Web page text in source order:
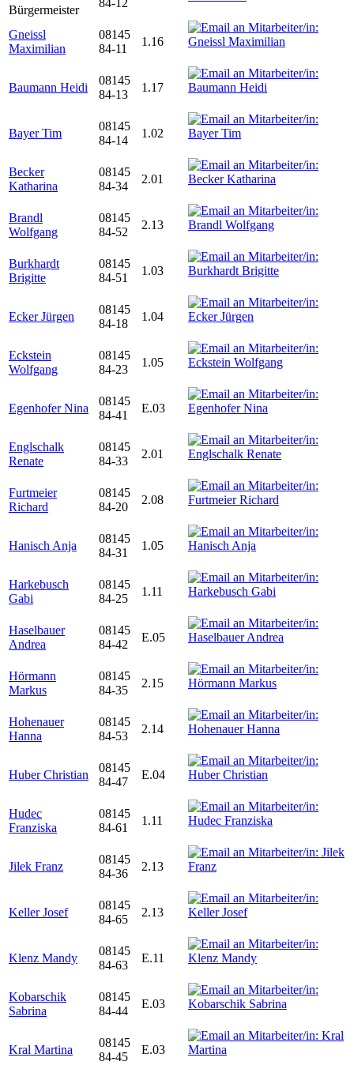
Bürgermeister
84-12
Gneissl
Maximilian
08145
84-11
1.16
Baumann Heidi
08145
84-13
1.17
Bayer Tim
08145
84-14
1.02
Becker
Katharina
08145
84-34
2.01
Brandl
Wolfgang
08145
84-52
2.13
Burkhardt
Brigitte
08145
84-51
1.03
Ecker Jürgen
08145
84-18
1.04
Eckstein
Wolfgang
08145
84-23
1.05
Egenhofer Nina
08145
84-41
E.03
Englschalk
Renate
08145
84-33
2.01
Furtmeier
Richard
08145
84-20
2.08
Hanisch Anja
08145
84-31
1.05
Harkebusch
Gabi
08145
84-25
1.11
Haselbauer
Andrea
08145
84-42
E.05
Hörmann
Markus
08145
84-35
2.15
Hohenauer
Hanna
08145
84-53
2.14
Huber Christian
08145
84-47
E.04
Hudec
Franziska
08145
84-61
1.11
Jilek Franz
08145
84-36
2.13
Keller Josef
08145
84-65
2.13
Klenz Mandy
08145
84-63
E.11
Kobarschik
Sabrina
08145
84-44
E.03
Kral Martina
08145
84-45
E.03